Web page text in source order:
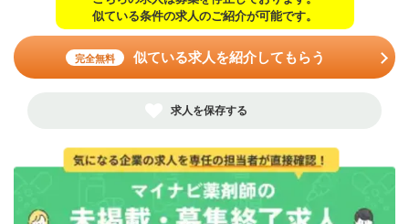
似ている条件の求人のご紹介が可能です。
完全無料 似ている求人を紹介してもらう
求人を保存する